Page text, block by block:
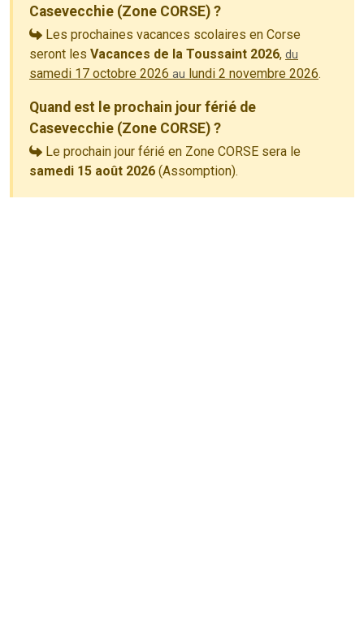
Casevecchie (Zone CORSE) ?
Les prochaines vacances scolaires en Corse
seront les Vacances de la Toussaint 2026, du
samedi 17 octobre 2026 au lundi 2 novembre 2026.
Quand est le prochain jour férié de
Casevecchie (Zone CORSE) ?
Le prochain jour férié en Zone CORSE sera le
samedi 15 août 2026 (Assomption).